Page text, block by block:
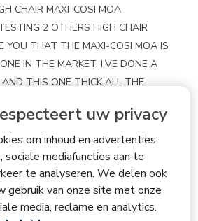
uw privacy
om inhoud en advertenties
sociale mediafuncties aan te
te analyseren. We delen ook
gebruik van onze site met onze
media, reclame en analytics.
CHAIR MAXI-COSI MOA
2 OTHERS HIGH CHAIR
YOU THAT THE MAXI-COSI MOA IS
IN THE MARKET. I’VE DONE A
THIS ONE THICK ALL THE
IS ADJUSTABLE AND MAKES IT
TO REACH THE FOOD, THE
TO CLEAN, IT’S LIKE A DREAM
PREVIOUS REVIEWS
MOST OF THEM ARE ABOUT THE
THEY HAVE CORRECTED ALL